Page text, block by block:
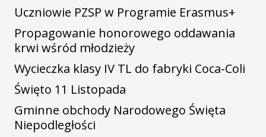
Uczniowie PZSP w Programie Erasmus+
Propagowanie honorowego oddawania
krwi wśród młodzieży
Wycieczka klasy IV TL do fabryki Coca-Coli
Święto 11 Listopada
Gminne obchody Narodowego Święta
Niepodległości